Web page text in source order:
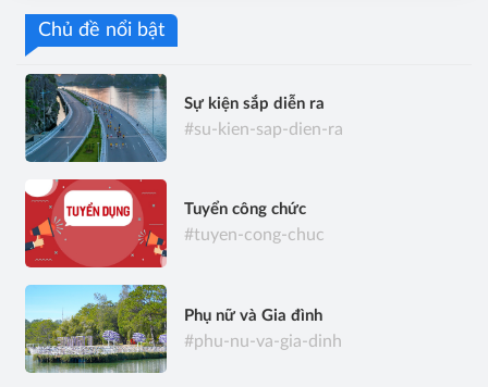
Chủ đề nổi bật
Sự kiện sắp diễn ra
#su-kien-sap-dien-ra
Tuyển công chức
#tuyen-cong-chuc
Phụ nữ và Gia đình
#phu-nu-va-gia-dinh